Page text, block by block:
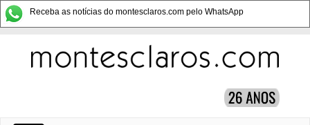
Receba as notícias do montesclaros.com pelo WhatsApp